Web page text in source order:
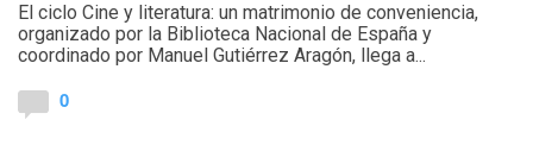
El ciclo Cine y literatura: un matrimonio de conveniencia,
organizado por la Biblioteca Nacional de España y
coordinado por Manuel Gutiérrez Aragón, llega a...
0